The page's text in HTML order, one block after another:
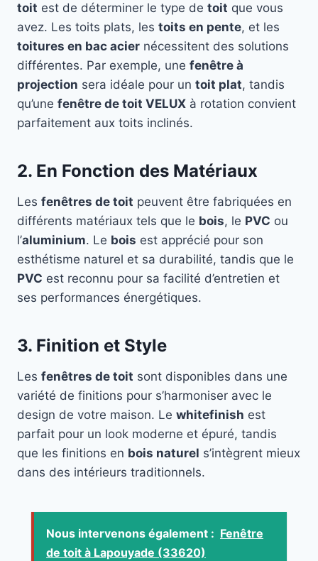
toit est de déterminer le type de toit que vous
avez. Les toits plats, les toits en pente, et les
toitures en bac acier nécessitent des solutions
différentes. Par exemple, une fenêtre à
projection sera idéale pour un toit plat, tandis
qu’une fenêtre de toit VELUX à rotation convient
parfaitement aux toits inclinés.
2. En Fonction des Matériaux
Les fenêtres de toit peuvent être fabriquées en
différents matériaux tels que le bois, le PVC ou
l’aluminium. Le bois est apprécié pour son
esthétisme naturel et sa durabilité, tandis que le
PVC est reconnu pour sa facilité d’entretien et
ses performances énergétiques.
3. Finition et Style
Les fenêtres de toit sont disponibles dans une
variété de finitions pour s’harmoniser avec le
design de votre maison. Le whitefinish est
parfait pour un look moderne et épuré, tandis
que les finitions en bois naturel s’intègrent mieux
dans des intérieurs traditionnels.
Nous intervenons également : Fenêtre
de toit à Lapouyade (33620)